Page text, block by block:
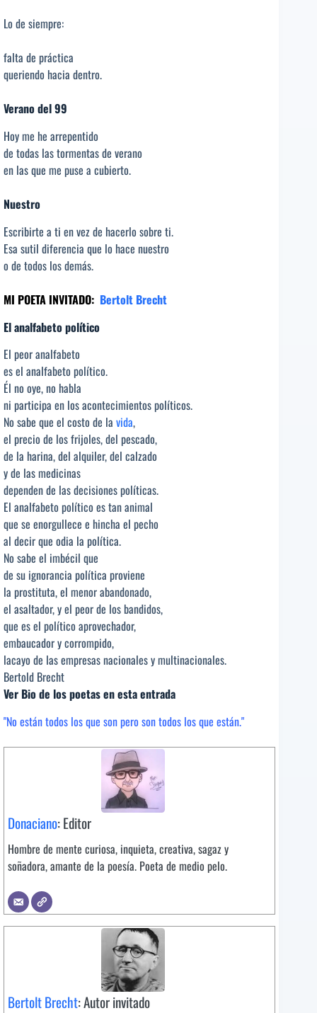
Lo de siempre:
falta de práctica
queriendo hacia dentro.
Verano del 99
Hoy me he arrepentido
de todas las tormentas de verano
en las que me puse a cubierto.
Nuestro
Escribirte a ti en vez de hacerlo sobre ti.
Esa sutil diferencia que lo hace nuestro
o de todos los demás.
MI POETA INVITADO: Bertolt Brecht
El analfabeto político
El peor analfabeto
es el analfabeto político.
Él no oye, no habla
ni participa en los acontecimientos políticos.
No sabe que el costo de la vida,
el precio de los frijoles, del pescado,
de la harina, del alquiler, del calzado
y de las medicinas
dependen de las decisiones políticas.
El analfabeto político es tan animal
que se enorgullece e hincha el pecho
al decir que odia la política.
No sabe el imbécil que
de su ignorancia política proviene
la prostituta, el menor abandonado,
el asaltador, y el peor de los bandidos,
que es el político aprovechador,
embaucador y corrompido,
lacayo de las empresas nacionales y multinacionales.
Bertold Brecht
Ver Bio de los poetas en esta entrada
"No están todos los que son pero son todos los que están."
Donaciano: Editor
Hombre de mente curiosa, inquieta, creativa, sagaz y
soñadora, amante de la poesía. Poeta de medio pelo.
Bertolt Brecht: Autor invitado